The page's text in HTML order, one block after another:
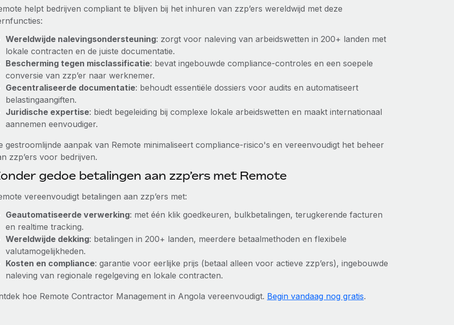
helpt bedrijven compliant te blijven bij het inhuren van zzp’ers wereldwijd met deze
Wereldwijde nalevingsondersteuning: zorgt voor naleving van arbeidswetten in 200+ landen met
lokale contracten en de juiste documentatie.
Bescherming tegen misclassificatie: bevat ingebouwde compliance-controles en een soepele
conversie van zzp’er naar werknemer.
Gecentraliseerde documentatie: behoudt essentiële dossiers voor audits en automatiseert
belastingaangiften.
Juridische expertise: biedt begeleiding bij complexe lokale arbeidswetten en maakt internationaal
aannemen eenvoudiger.
gestroomlijnde aanpak van Remote minimaliseert compliance-risico's en vereenvoudigt het beheer
zzp’ers voor bedrijven.
gedoe betalingen aan zzp’ers met Remote
vereenvoudigt betalingen aan zzp’ers met:
Geautomatiseerde verwerking: met één klik goedkeuren, bulkbetalingen, terugkerende facturen
en realtime tracking.
Wereldwijde dekking: betalingen in 200+ landen, meerdere betaalmethoden en flexibele
valutamogelijkheden.
Kosten en compliance: garantie voor eerlijke prijs (betaal alleen voor actieve zzp’ers), ingebouwde
naleving van regionale regelgeving en lokale contracten.
hoe Remote Contractor Management in Angola vereenvoudigt. Begin vandaag nog gratis.